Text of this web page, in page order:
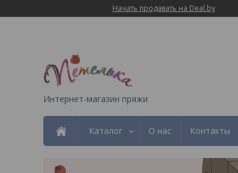
Начать продавать на Deal.by
Интернет-магазин пряжи
Каталог О нас Контакты